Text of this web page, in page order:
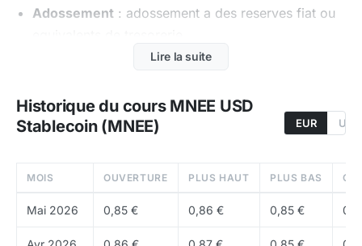
Adossement : adossement a des reserves fiat ou
: usage comme collateral, unite de compte
Profil: profil plus defensif qu un token directionnel
classique
reserves cash ou equivalents de tresorerie
Usage: usage comme unite de compte, collateral
et rail de paiement pour l ecosysteme crypto
Lire la suite
Historique du cours MNEE USD
Stablecoin (MNEE)
EUR USD
MOIS OUVERTURE PLUS HAUT PLUS BAS
Mai 2026 0,85 € 0,86 € 0,85 €